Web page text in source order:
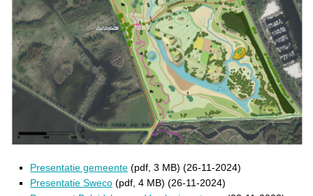
Presentatie gemeente (pdf, 3 MB) (26-11-2024)
Presentatie Sweco (pdf, 4 MB) (26-11-2024)